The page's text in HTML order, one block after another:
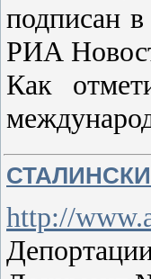
подписан
РИА
Как
http://